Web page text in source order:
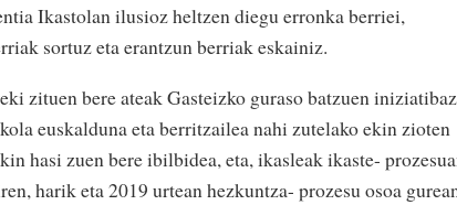
Ikastolan ilusioz heltzen diegu erronka berriei,
sortuz eta erantzun berriak eskainiz.
zituen bere ateak Gasteizko guraso batzuen
euskalduna eta berritzailea nahi zutelako ekin zioten
hasi zuen bere ibilbidea, eta, ikasleak ikaste-
harik eta 2019 urtean hezkuntza- prozesu osoa